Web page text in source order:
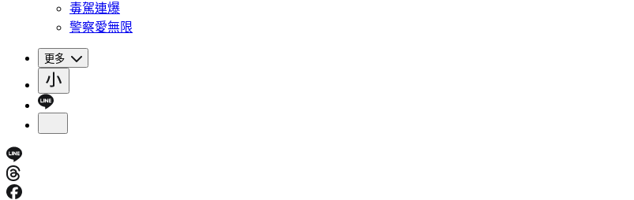
毒駕連爆
警察愛無限
更多